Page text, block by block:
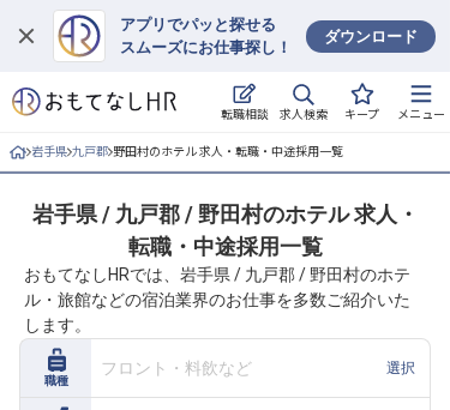
アプリでパッと探せる
スムーズにお仕事探し！
ダウンロード
転職相談 求人検索 キープ メニュー
ログイン
求人・施設を探す
就職・転職 合同説明会
おもてなしHRについて
ご利用の流れ
岩手県 九戸郡 野田村のホテル 求人・転職・中途採用一覧
岩手県 / 九戸郡 / 野田村のホテル 求人・
転職・中途採用一覧
おもてなしHRでは、岩手県 / 九戸郡 / 野田村のホテ
ル・旅館などの宿泊業界のお仕事を多数ご紹介いた
します。
職種
フロント・料飲など 選択